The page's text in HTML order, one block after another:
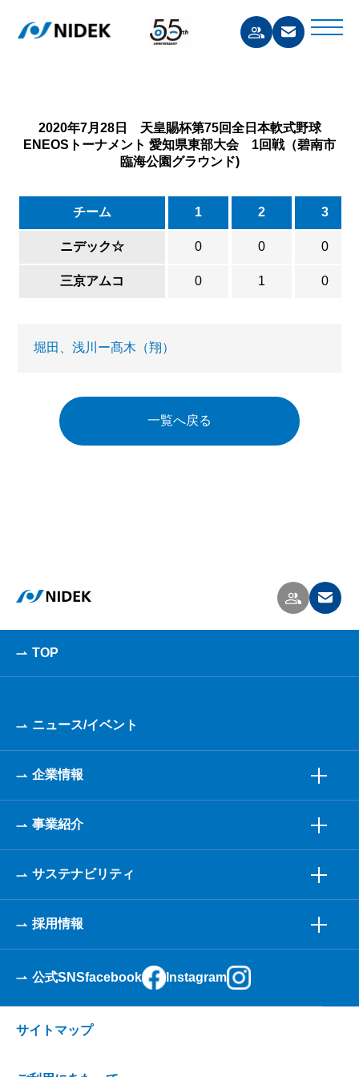
2020年7月28日 天皇賜杯第75回全日本軟式野球
ENEOSトーナメント 愛知県東部大会 1回戦（碧南市
臨海公園グラウンド)
チーム 1 2 3
ニデック☆ 0 0 0
三京アムコ 0 1 0
堀田、浅川ー髙木（翔）
一覧へ戻る
TOP
ニュース/イベント
企業情報
事業紹介
サステナビリティ
採用情報
公式SNSfacebook Instagram
サイトマップ